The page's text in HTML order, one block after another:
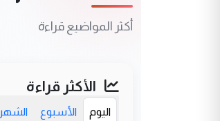
أكثر المواضيع قراءة
الأكثر قراءة
اليوم الأسبوع الشهر